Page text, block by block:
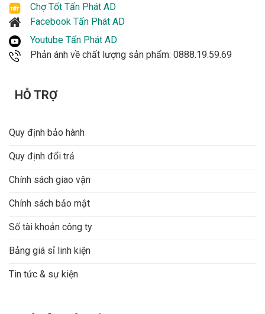
Chợ Tốt Tấn Phát AD
Facebook Tấn Phát AD
Youtube Tấn Phát AD
Phản ánh về chất lượng sản phẩm: 0888.19.59.69
HỖ TRỢ
Quy định bảo hành
Quy định đổi trả
Chính sách giao vận
Chính sách bảo mật
Số tài khoản công ty
Bảng giá sỉ linh kiện
Tin tức & sự kiện